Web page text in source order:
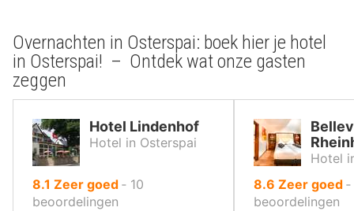
Overnachten in Osterspai: boek hier je hotel
in Osterspai! – Ontdek wat onze gasten
zeggen
Hotel Lindenhof
Hotel in Osterspai
8.1 uit
10
Zeer goed ‐ 10
beoordelingen
Hotel
8.6 uit
10
Zeer goed ‐
beoordelingen